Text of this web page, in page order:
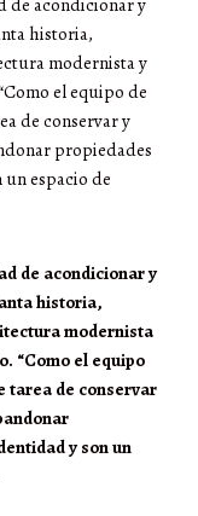
historia,
modernista y
el equipo de
de conservar y
propiedades
espacio de
de acondicionar y
historia,
modernista
“Como el equipo
tarea de conservar
y son un